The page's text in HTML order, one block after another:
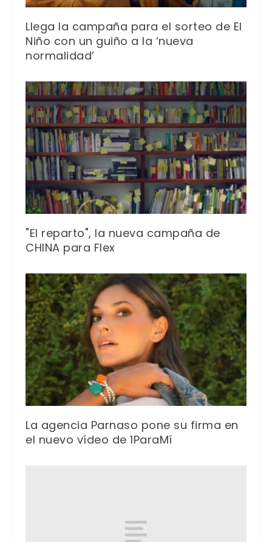
Llega la campaña para el sorteo de El
Niño con un guiño a la ‘nueva
normalidad’
"El reparto", la nueva campaña de
CHINA para Flex
La agencia Parnaso pone su firma en
el nuevo vídeo de 1ParaMí